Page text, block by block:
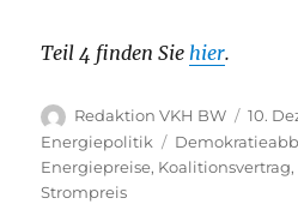
Teil 4 finden Siehier.
Autor
Redaktion VKH BW
am
10.
Energiepolitik
Schlagwörter
Energiepreise, Koalitionsvertrag,
Strompreis